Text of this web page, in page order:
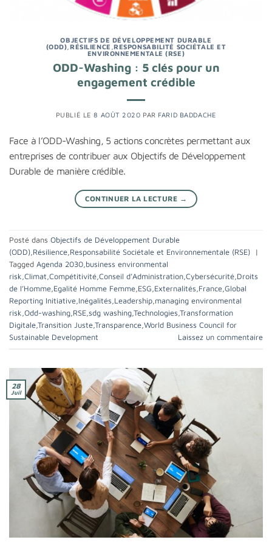
OBJECTIFS DE DÉVELOPPEMENT DURABLE
(ODD) ,RÉSILIENCE ,RESPONSABILITÉ SOCIÉTALE ET
ENVIRONNEMENTALE (RSE)
ODD-Washing : 5 clés pour un
engagement crédible
PUBLIÉ LE8 AOÛT 2020 PAR FARID BADDACHE
Face à l’ODD-Washing, 5 actions concrètes permettant aux
entreprises de contribuer aux Objectifs de Développement
Durable de manière crédible.
CONTINUER LA LECTURE →
Posté dans Objectifs de Développement Durable
(ODD) Résilience Responsabilité Sociétale et Environnementale (RSE)
|
Tagged Agenda 2030 business environmental
risk Climat Compétitivité Conseil d’Administration Cybersécurité Droits
de l’Homme Egalité Homme Femme ESG Externalités France Global
Reporting Initiative Inégalités Leadership managing environmental
risk Odd-washing RSE sdg washing Technologies Transformation
Digitale Transition Juste Transparence World Business Council for
Sustainable Development
Laissez un commentaire
28
Juil